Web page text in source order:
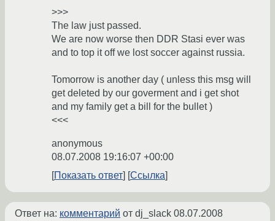
>>>
The law just passed.
We are now worse then DDR Stasi ever was
and to top it off we lost soccer against russia.
Tomorrow is another day ( unless this msg will
get deleted by our goverment and i get shot
and my family get a bill for the bullet )
<<<
anonymous
08.07.2008 19:16:07 +00:00
Показать ответ
Ссылка
Ответ на: комментарий от dj_slack 08.07.2008